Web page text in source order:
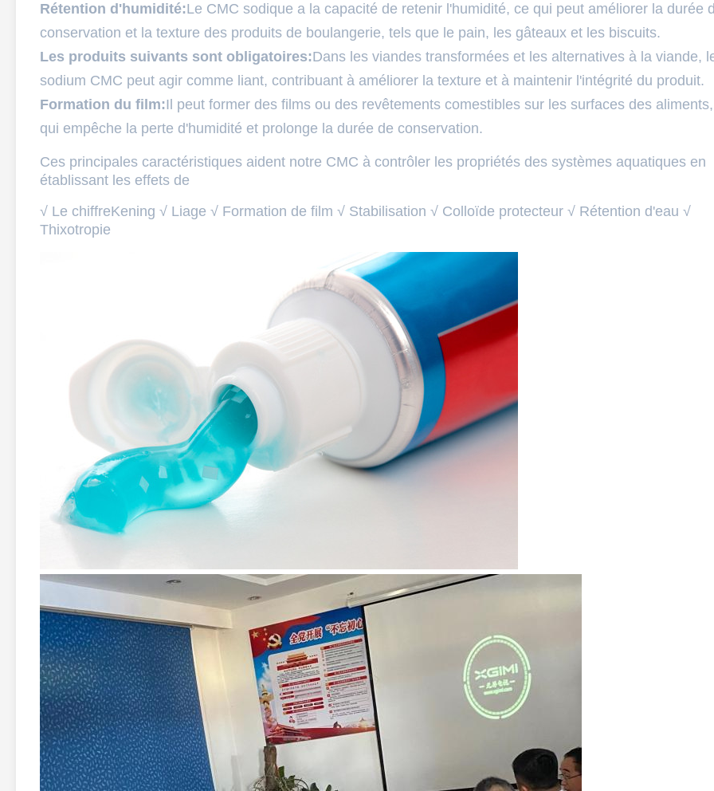
Rétention d'humidité:Le CMC sodique a la capacité de retenir l'humidité, ce qui peut améliorer la durée
conservation et la texture des produits de boulangerie, tels que le pain, les gâteaux et les biscuits.
Les produits suivants sont obligatoires:Dans les viandes transformées et les alternatives à la viande,
sodium CMC peut agir comme liant, contribuant à améliorer la texture et à maintenir l'intégrité du produit.
Formation du film:Il peut former des films ou des revêtements comestibles sur les surfaces des
qui empêche la perte d'humidité et prolonge la durée de conservation.
Ces principales caractéristiques aident notre CMC à contrôler les propriétés des systèmes aquatiques en
établissant les effets de
√ Le chiffreKening √ Liage √ Formation de film √ Stabilisation √ Colloïde protecteur √ Rétention d'eau √
Thixotropie